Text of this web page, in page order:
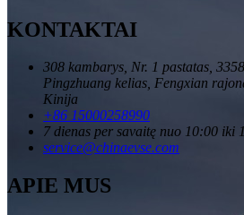
KONTAKTAI
308 kambarys, Nr. 1 pastatas,
Pingzhuang kelias, Fengxian
Kinija
+86 15000258990
7 dienas per savaitę nuo 10:00 iki
service@chinaevse.com
APIE MUS